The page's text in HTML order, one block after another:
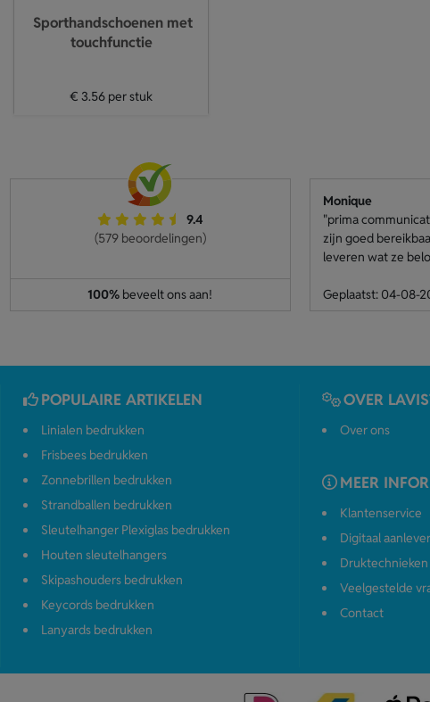
Sporthandschoenen met
touchfunctie
€ 3.56 per stuk
9.4
(579 beoordelingen)
100% beveelt ons aan!
Monique
"prima
zijn goed
leveren wat ze
Geplaatst: 04-08-
POPULAIRE ARTIKELEN
Linialen bedrukken
Frisbees bedrukken
Zonnebrillen bedrukken
Strandballen bedrukken
Sleutelhanger Plexiglas bedrukken
Houten sleutelhangers
Skipashouders bedrukken
Keycords bedrukken
Lanyards bedrukken
OVER
Over ons
MEER
Klantenservice
Digitaal
Druktechnieken
Veelgestelde
Contact